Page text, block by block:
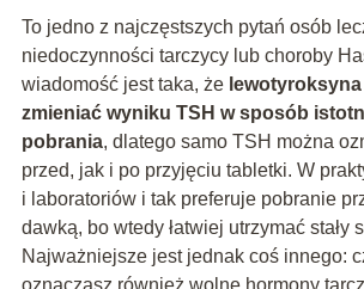
To jedno z najczęstszych pytań osób
niedoczynności tarczycy lub choroby
wiadomość jest taka, że
zmieniać wyniku TSH w sposób
pobrania, dlatego samo TSH można
przed, jak i po przyjęciu tabletki. W
i laboratoriów i tak preferuje pobranie
dawką, bo wtedy łatwiej utrzymać stały
Najważniejsze jest jednak coś innego: